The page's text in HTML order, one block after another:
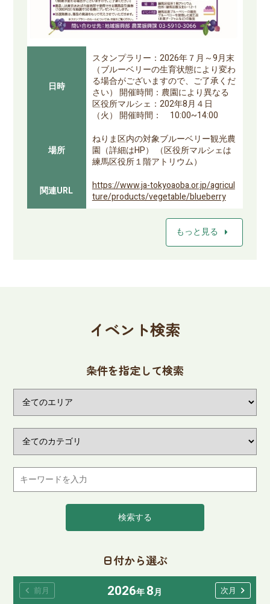
日時
スタンプラリー：2026年７月～9月末
（ブルーベリーの生育状態により変わ
る場合がございますので、ご了承くだ
さい） 開催時間：農園により異なる
区役所マルシェ：202年8月４日
（火） 開催時間： 10:00~14:00
場所
ねりま区内の対象ブルーベリー観光農
園（詳細はHP） （区役所マルシェは
練馬区役所１階アトリウム）
関連URL
https://www.ja-tokyoaoba.or.jp/agricul
ture/products/vegetable/blueberry
もっと見る arrow_right
イベント検索
日付から選ぶ
2026年8月
chevron_left 前月 次月 chevron_right
条件を指定して検索
検索する